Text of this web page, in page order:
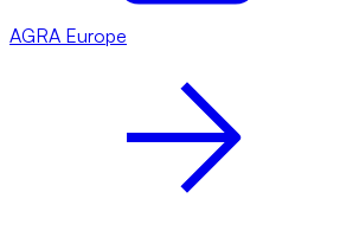
AGRA Europe